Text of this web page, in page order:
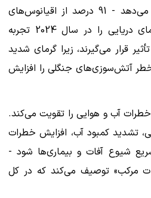
ماهی‌ها را تحت فشار قرار می‌دهد - 91 درصد از اقیانوس‌های
جهان حداقل یک موج گرمای دریایی را در سال 2024 تجربه
قرار می‌گیرند، زیرا گرمای شدید
آتش‌سوزی‌های جنگلی را افزایش
آب و هوایی را تقویت می‌کند.
تشدید کمبود آب، افزایش خطرات
شیوع آفات و بیماری‌ها شود -
مرکب» توصیف می‌کند که در کل